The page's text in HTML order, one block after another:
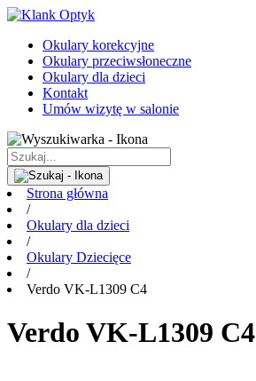
Okulary korekcyjne
Okulary przeciwsłoneczne
Okulary dla dzieci
Kontakt
Umów wizytę w salonie
Strona główna
/
Okulary dla dzieci
/
Okulary Dziecięce
/
Verdo VK-L1309 C4
Verdo VK-L1309 C4